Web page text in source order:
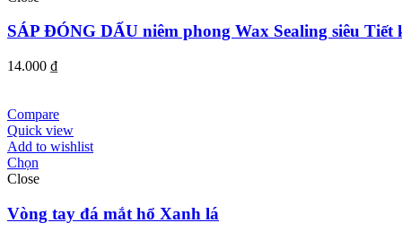
SÁP ĐÓNG DẤU niêm phong Wax Sealing siêu Tiết
14.000 ₫
Compare
Quick view
Add to wishlist
Chọn
Close
Vòng tay đá mắt hổ Xanh lá